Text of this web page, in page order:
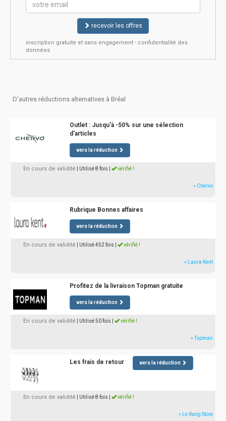
recevoir les offres
inscription gratuite et sans engagement - confidentialité des
données
D'autres réductions alternatives à Bréal
Outlet : Jusqu'à -50% sur une sélection
d'articles
vers la réduction
En cours de validité | Utilisé 8 fois vérifié !
» Chervo
Rubrique Bonnes affaires
vers la réduction
En cours de validité | Utilisé 452 fois vérifié !
» Laura Kent
Profitez de la livraison Topman gratuite
vers la réduction
En cours de validité | Utilisé 50 fois vérifié !
» Topman
Les frais de retour vers la réduction
En cours de validité | Utilisé 8 fois vérifié !
» Le Rang Store